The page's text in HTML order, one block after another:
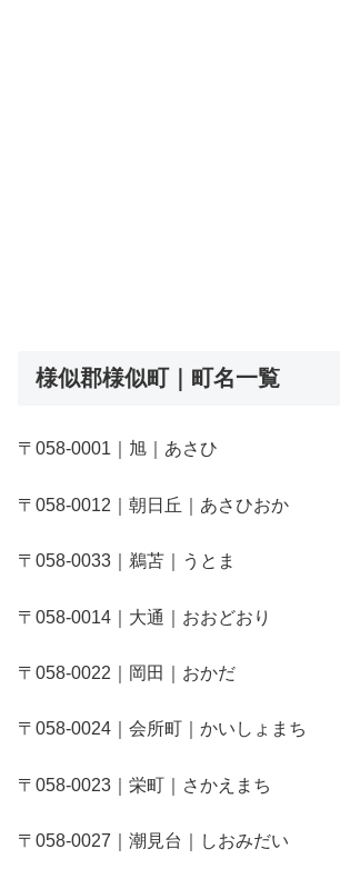
様似郡様似町｜町名一覧
〒058-0001｜旭｜あさひ
〒058-0012｜朝日丘｜あさひおか
〒058-0033｜鵜苫｜うとま
〒058-0014｜大通｜おおどおり
〒058-0022｜岡田｜おかだ
〒058-0024｜会所町｜かいしょまち
〒058-0023｜栄町｜さかえまち
〒058-0027｜潮見台｜しおみだい